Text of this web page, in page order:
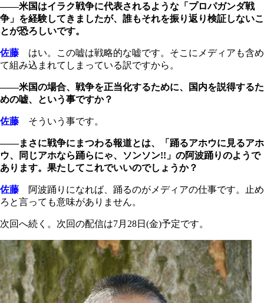
――米国はイラク戦争に代表されるような「プロパガンダ戦
争」を経験してきましたが、誰もそれを振り返り検証しないこ
とが恐ろしいです。
佐藤 はい。この嘘は戦略的な嘘です。そこにメディアも含め
て組み込まれてしまっている訳ですから。
――米国の場合、戦争を正当化するために、国内を説得するた
めの嘘、という事ですか？
佐藤 そういう事です。
――まさに戦争にまつわる報道とは、「踊るアホウに見るアホ
ウ、同じアホなら踊らにゃ、ソンソン!!」の阿波踊りのようで
あります。果たしてこれでいいのでしょうか？
佐藤 阿波踊りになれば、踊るのがメディアの仕事です。止め
ろと言っても意味がありません。
次回へ続く。次回の配信は7月28日(金)予定です。